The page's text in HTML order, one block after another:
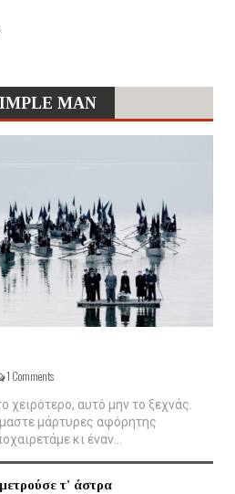
MAN
1 Comments
χειρότερο, αυτό μην το ξεχνάς.
μάρτυρες αφόρητης
κι έναν...
τ' άστρα